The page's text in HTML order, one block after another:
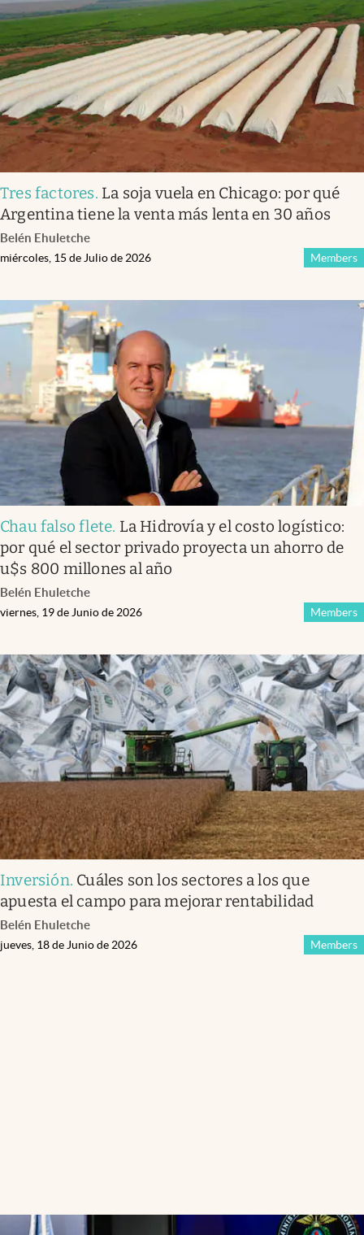
Infotechnology
Clase
Clima
Mundial 2026
Eventos Corporativos
El Cronista Studio
Mediakit
abre en nueva pestaña
Argentina
Tres factores. La soja vuela en Chicago: por qué
Argentina tiene la venta más lenta en 30 años
Belén Ehuletche
Members
miércoles, 15 de Julio de 2026
Chau falso flete. La Hidrovía y el costo logístico:
por qué el sector privado proyecta un ahorro de
u$s 800 millones al año
Belén Ehuletche
Members
viernes, 19 de Junio de 2026
Inversión. Cuáles son los sectores a los que
apuesta el campo para mejorar rentabilidad
Belén Ehuletche
Members
jueves, 18 de Junio de 2026